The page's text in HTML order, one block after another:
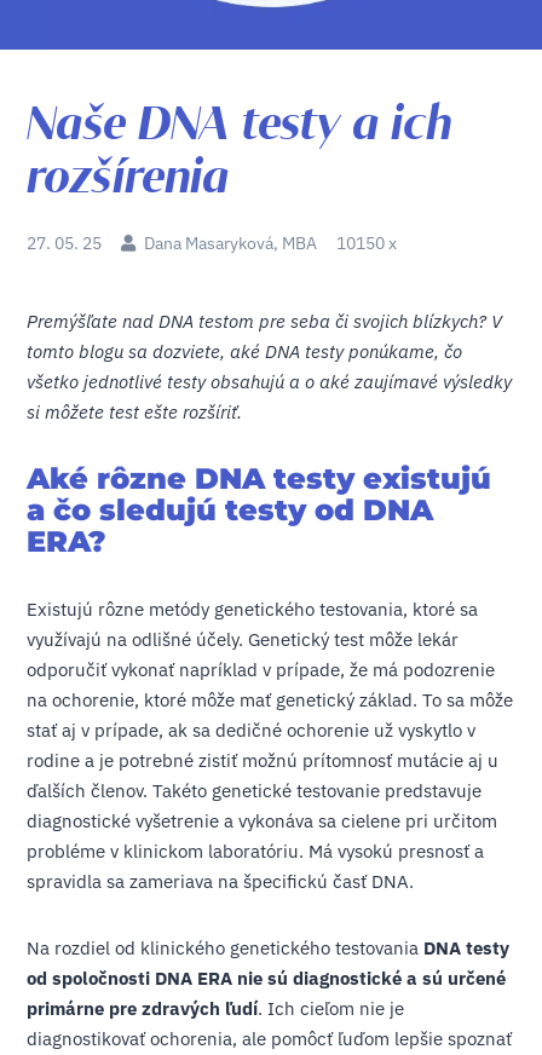
Naše DNA testy a ich
rozšírenia
27. 05. 25 Dana Masaryková, MBA 10150 x
Premýšľate nad DNA testom pre seba či svojich blízkych? V
tomto blogu sa dozviete, aké DNA testy ponúkame, čo
všetko jednotlivé testy obsahujú a o aké zaujímavé výsledky
si môžete test ešte rozšíriť.
Aké rôzne DNA testy existujú
a čo sledujú testy od DNA
ERA?
Existujú rôzne metódy genetického testovania, ktoré sa
využívajú na odlišné účely. Genetický test môže lekár
odporučiť vykonať napríklad v prípade, že má podozrenie
na ochorenie, ktoré môže mať genetický základ. To sa môže
stať aj v prípade, ak sa dedičné ochorenie už vyskytlo v
rodine a je potrebné zistiť možnú prítomnosť mutácie aj u
ďalších členov. Takéto genetické testovanie predstavuje
diagnostické vyšetrenie a vykonáva sa cielene pri určitom
probléme v klinickom laboratóriu. Má vysokú presnosť a
spravidla sa zameriava na špecifickú časť DNA.
Na rozdiel od klinického genetického testovania DNA testy
od spoločnosti DNA ERA nie sú diagnostické a sú určené
primárne pre zdravých ľudí. Ich cieľom nie je
diagnostikovať ochorenia, ale pomôcť ľuďom lepšie spoznať